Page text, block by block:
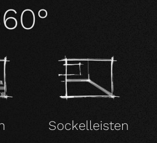
Sockelleisten